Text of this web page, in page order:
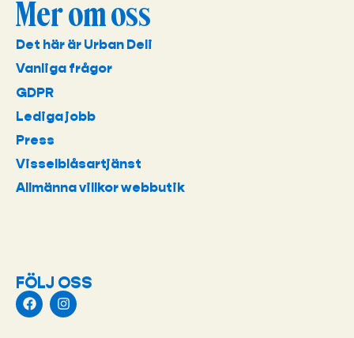
FÖLJ OSS
Mer om oss
Det här är Urban Deli
Vanliga frågor
GDPR
Lediga jobb
Press
Visselblåsartjänst
Allmänna villkor webbutik